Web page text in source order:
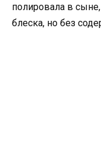
полировала в
блеска, но без